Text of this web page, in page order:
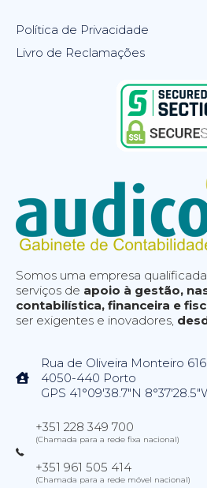
Política de Privacidade
Livro de Reclamações
Somos uma empresa
serviços de apoio à gestão,
contabilística, financeira e
ser exigentes e inovadores,
Rua de Oliveira Monteiro 616
4050-440 Porto
GPS 41°09'38.7"N
+351 228 349 700
(Chamada para a rede fixa nacional)
+351 961 505 414
(Chamada para a rede móvel nacional)